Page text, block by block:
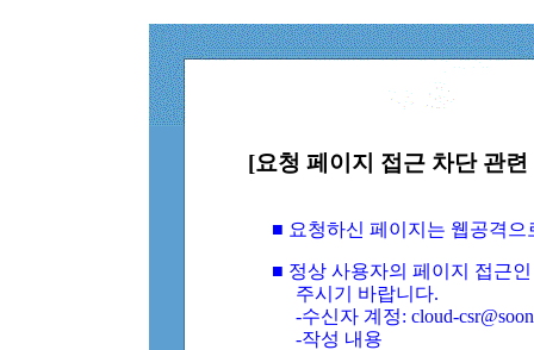
[요청 페이지 접근 차단 관
■ 요청하신 페이지는 웹공격
■ 정상 사용자의 페이지 접근
주시기 바랍니다.
-수신자 계정: cloud-
-작성 내용